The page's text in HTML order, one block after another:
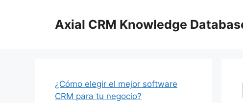
Axial CRM Knowledge
¿Cómo elegir el mejor software
CRM para tu negocio?